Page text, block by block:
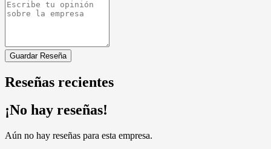
Guardar Reseña
Reseñas recientes
¡No hay reseñas!
Aún no hay reseñas para esta empresa.